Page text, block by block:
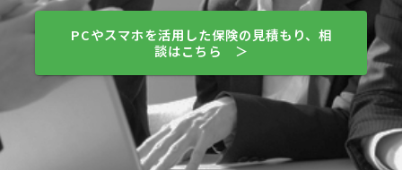
PCやスマホを活用した保険の見積もり、相
談はこちら ＞